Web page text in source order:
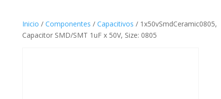
Inicio / Componentes / Capacitivos / 1x50vSmdCeramic0805,
Capacitor SMD/SMT 1uF x 50V, Size: 0805